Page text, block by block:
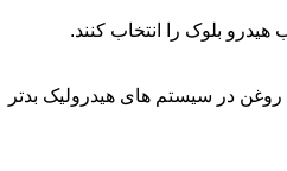
هیدرو بلوک را انتخاب کنند.
در سیستم های هیدرولیک بدتر